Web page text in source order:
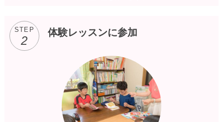
STEP
2
体験レッスンに参加